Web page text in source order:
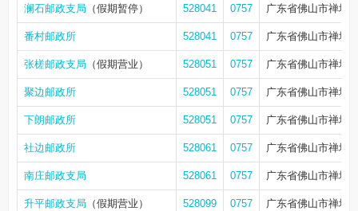
澜石邮政支局 （假期暂停） 528041 0757 广东省佛山市禅城
番村邮政所 528041 0757 广东省佛山市禅城
张槎邮政支局 （假期营业） 528051 0757 广东省佛山市禅城
聚边邮政所 528051 0757 广东省佛山市禅城
下朗邮政所 528051 0757 广东省佛山市禅城
社边邮政所 528061 0757 广东省佛山市禅城
南庄邮政支局 528061 0757 广东省佛山市禅城
升平邮政支局 （假期营业） 528099 0757 广东省佛山市禅城